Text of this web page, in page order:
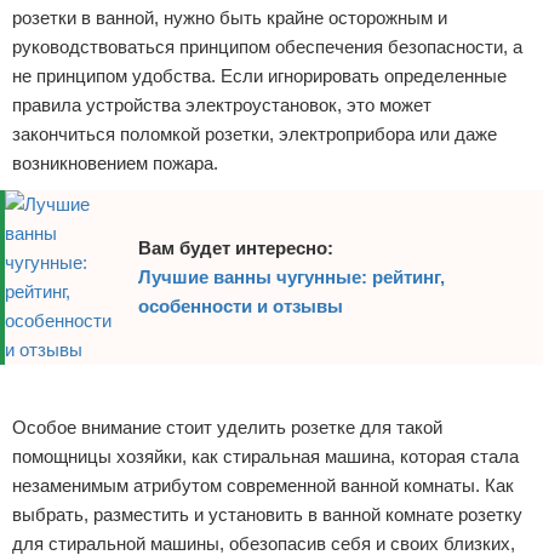
розетки в ванной, нужно быть крайне осторожным и
руководствоваться принципом обеспечения безопасности, а
не принципом удобства. Если игнорировать определенные
правила устройства электроустановок, это может
закончиться поломкой розетки, электроприбора или даже
возникновением пожара.
Вам будет интересно:
Лучшие ванны чугунные: рейтинг,
особенности и отзывы
Особое внимание стоит уделить розетке для такой
помощницы хозяйки, как стиральная машина, которая стала
незаменимым атрибутом современной ванной комнаты. Как
выбрать, разместить и установить в ванной комнате розетку
для стиральной машины, обезопасив себя и своих близких,